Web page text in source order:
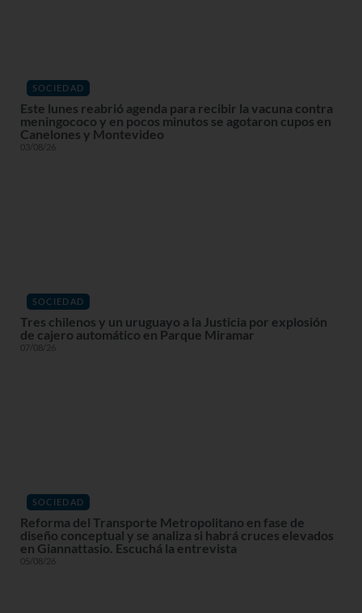
SOCIEDAD
Este lunes reabrió agenda para recibir la vacuna contra
meningococo y en pocos minutos se agotaron cupos en
Canelones y Montevideo
03/08/26
SOCIEDAD
Tres chilenos y un uruguayo a la Justicia por explosión
de cajero automático en Parque Miramar
07/08/26
SOCIEDAD
Reforma del Transporte Metropolitano en fase de
diseño conceptual y se analiza si habrá cruces elevados
en Giannattasio. Escuchá la entrevista
05/08/26